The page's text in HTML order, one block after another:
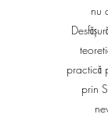
nu
practică
prin